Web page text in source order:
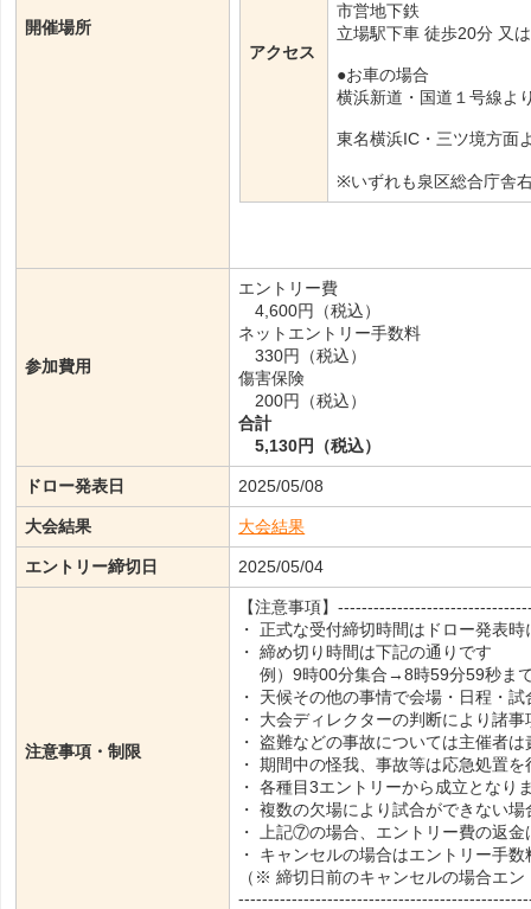
開催場所
アクセス
市営地下鉄
立場駅下車 徒歩20分 又
●お車の場合
横浜新道・国道１号線よ
東名横浜IC・三ツ境方面
※いずれも泉区総合庁舎
参加費用
エントリー費
4,600円（税込）
ネットエントリー手数料
330円（税込）
傷害保険
200円（税込）
合計
5,130円（税込）
ドロー発表日 2025/05/08
大会結果 大会結果
エントリー締切日 2025/05/04
注意事項・制限
【注意事項】
・ 正式な受付締切時間はドロー発表
・ 締め切り時間は下記の通りです
例）9時00分集合→8時59分59秒ま
・ 天候その他の事情で会場・日程・
・ 大会ディレクターの判断により諸
・ 盗難などの事故については主催者
・ 期間中の怪我、事故等は応急処置
・ 各種目3エントリーから成立となり
・ 複数の欠場により試合ができない
・ 上記⑦の場合、エントリー費の返
・ キャンセルの場合はエントリー手
（※ 締切日前のキャンセルの場合エ